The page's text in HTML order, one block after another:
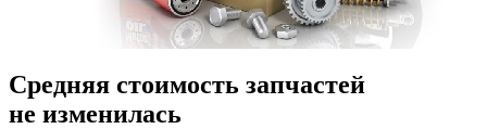
Средняя стоимость запчастей
не изменилась